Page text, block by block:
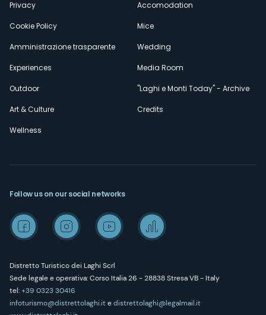
Privacy
Cookie Policy
Amministrazione trasparente
Experiences
Outdoor
Art & Culture
Wellness
Accomodation
Mice
Wedding
Media Room
"Laghi e Monti Today" - Archive
Credits
Distretto Turistico dei Laghi Scrl
Sede legale e operativa: Corso Italia 26 - 28838 Stresa VB - Italy
tel:+39 0323 30416
infoturismo@distrettolaghi.itedistrettolaghi@legalmail.it
Follow us on our social networks